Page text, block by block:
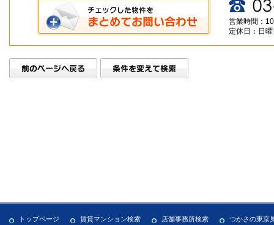
営業時間：
定休日：日
トップページ 賃貸マンション検索 店舗事務所検索 つかさの東京